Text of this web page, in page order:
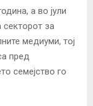
а во јули
за
медиуми, тој
пред
семејство го